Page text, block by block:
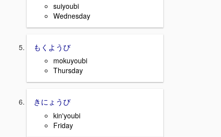
suiyoubi
Wednesday
もくようび
mokuyoubi
Thursday
きにょうび
kin'youbi
Friday